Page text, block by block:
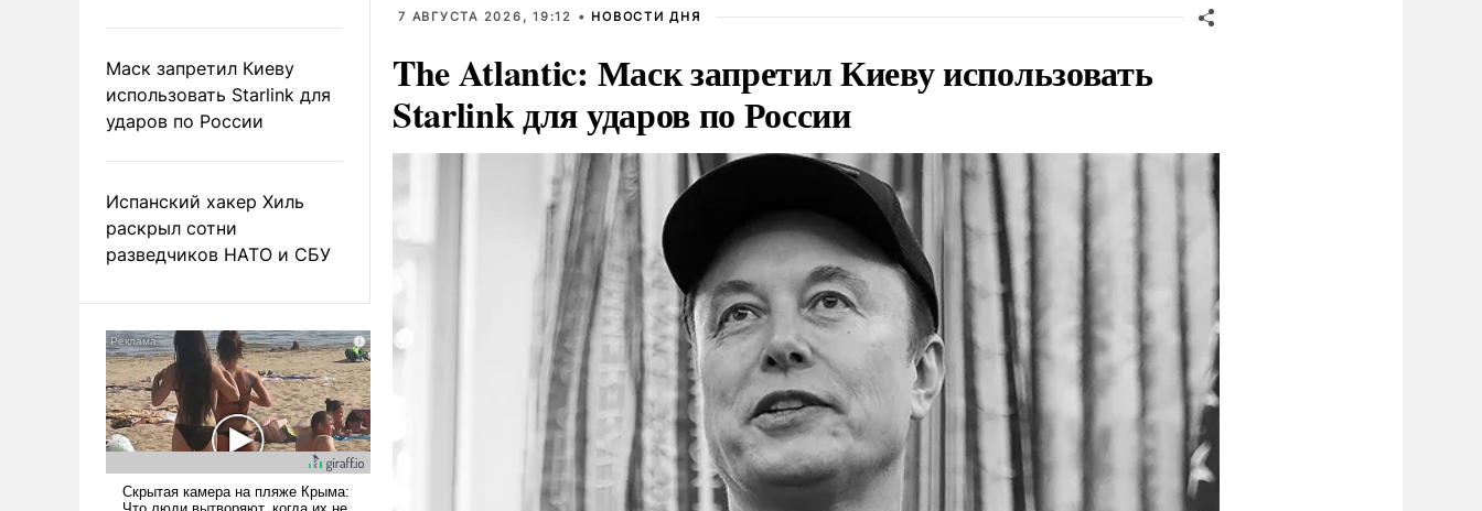
Маск запретил Киеву
использовать Starlink для
ударов по России
Испанский хакер Хиль
раскрыл сотни
разведчиков НАТО и СБУ
7 АВГУСТА 2026, 19:12 • НОВОСТИ ДНЯ
The Atlantic: Маск запретил Киеву использовать
Starlink для ударов по России